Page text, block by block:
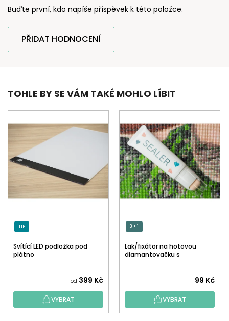
Buďte první, kdo napíše příspěvek k této položce.
PŘIDAT HODNOCENÍ
TOHLE BY SE VÁM TAKÉ MOHLO LÍBIT
TIP
Svítící LED podložka pod
plátno
od 399 Kč
VYBRAT
3 + 1
Lak/fixátor na hotovou
diamantovačku s
hodnocení
produktu
je
99 Kč
VYBRAT